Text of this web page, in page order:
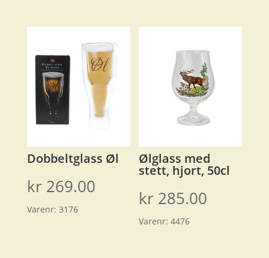
Dobbeltglass Øl
kr 269.00
Varenr: 3176
Ølglass med
stett, hjort, 50cl
kr 285.00
Varenr:4476